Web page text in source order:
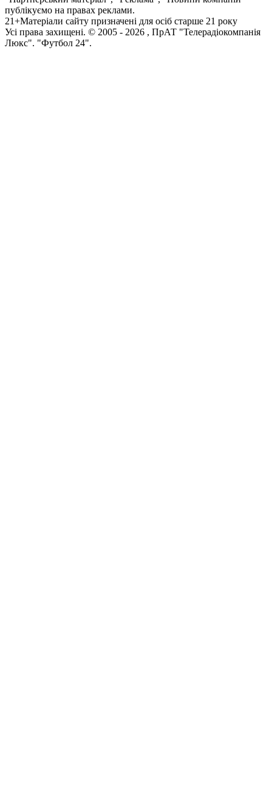
публікуємо на правах реклами.
21+Матеріали сайту призначені для осіб старше 21 року
Усi права захищенi. © 2005 - 2026 , ПрАТ "Телерадіокомпанія
Люкс". "Футбол 24".